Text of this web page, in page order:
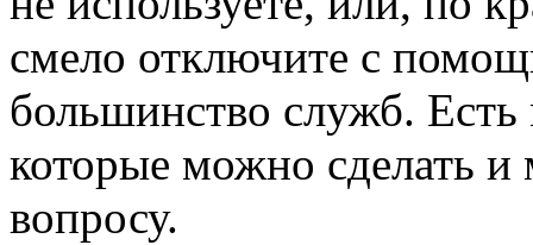
смело отключите с
большинство служб.
которые можно сделать
вопросу.